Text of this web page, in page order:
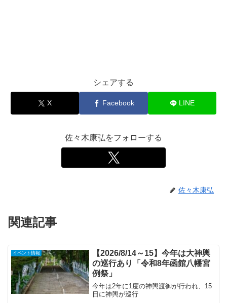
シェアする
X Facebook LINE
佐々木康弘をフォローする
佐々木康弘
関連記事
イベント情報
【2026/8/14～15】今年は大神輿
の巡行あり「令和8年函館八幡宮
例祭」
今年は2年に1度の神輿渡御が行われ、15
日に神輿が巡行